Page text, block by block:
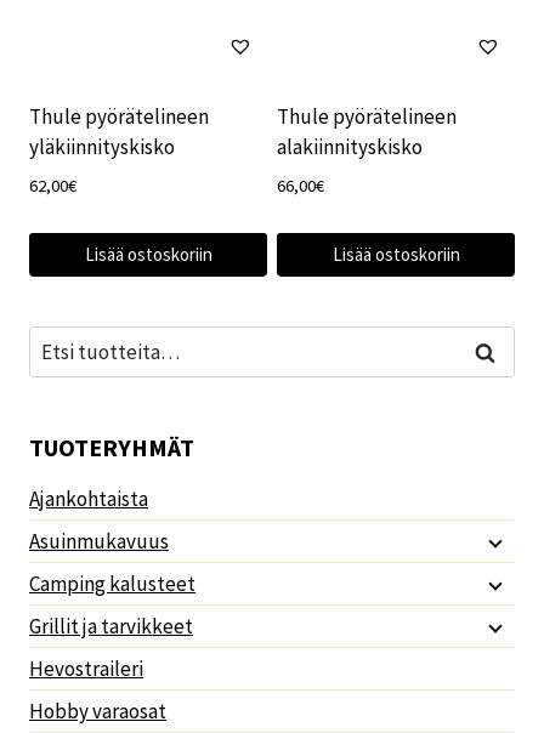
Thule pyörätelineen
yläkiinnityskisko
62,00€
Lisää ostoskoriin
Thule pyörätelineen
alakiinnityskisko
66,00€
Lisää ostoskoriin
Etsi: Haku
TUOTERYHMÄT
Ajankohtaista
Asuinmukavuus
Camping kalusteet
Grillit ja tarvikkeet
Hevostraileri
Hobby varaosat